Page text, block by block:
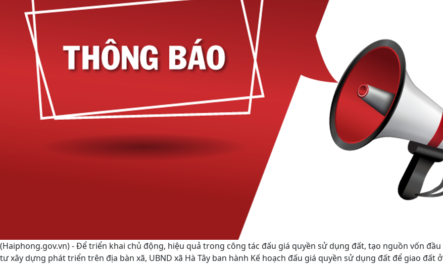
(Haiphong.gov.vn) - Để triển khai chủ động, hiệu quả trong công tác đấu giá quyền sử dụng đất, tạo nguồn vốn đầu
tư xây dựng phát triển trên địa bàn xã, UBND xã Hà Tây ban hành Kế hoạch đấu giá quyền sử dụng đất để giao đất ở